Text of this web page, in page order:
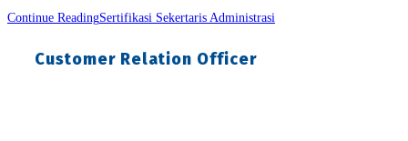
Continue ReadingSertifikasi Sekertaris Administrasi
Customer Relation Officer